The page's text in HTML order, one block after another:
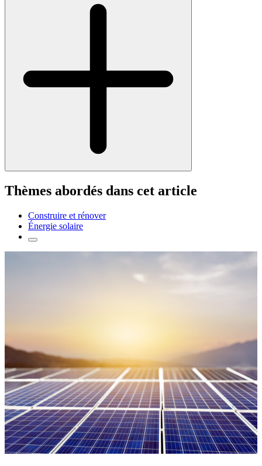
Thèmes abordés dans cet article
Construire et rénover
Énergie solaire